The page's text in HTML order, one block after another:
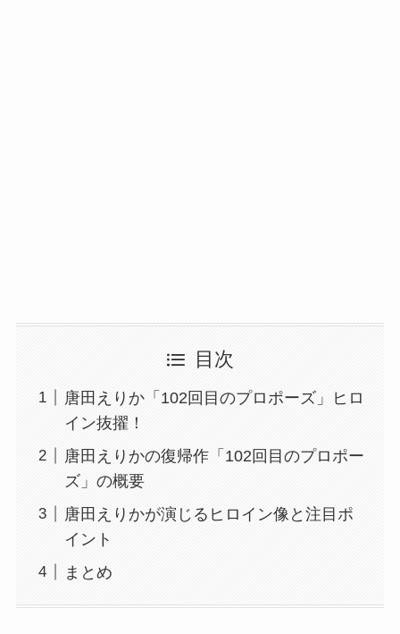
目次
唐田えりか「102回目のプロポーズ」ヒロ
イン抜擢！
唐田えりかの復帰作「102回目のプロポー
ズ」の概要
唐田えりかが演じるヒロイン像と注目ポ
イント
まとめ